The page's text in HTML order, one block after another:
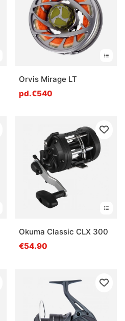
Orvis Mirage LT
pd.€540
Okuma Classic CLX 300
€54.90